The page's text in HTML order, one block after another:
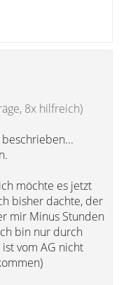
8x hilfreich)
möchte es jetzt
bisher dachte, der
mir Minus Stunden
bin nur durch
vom AG nicht